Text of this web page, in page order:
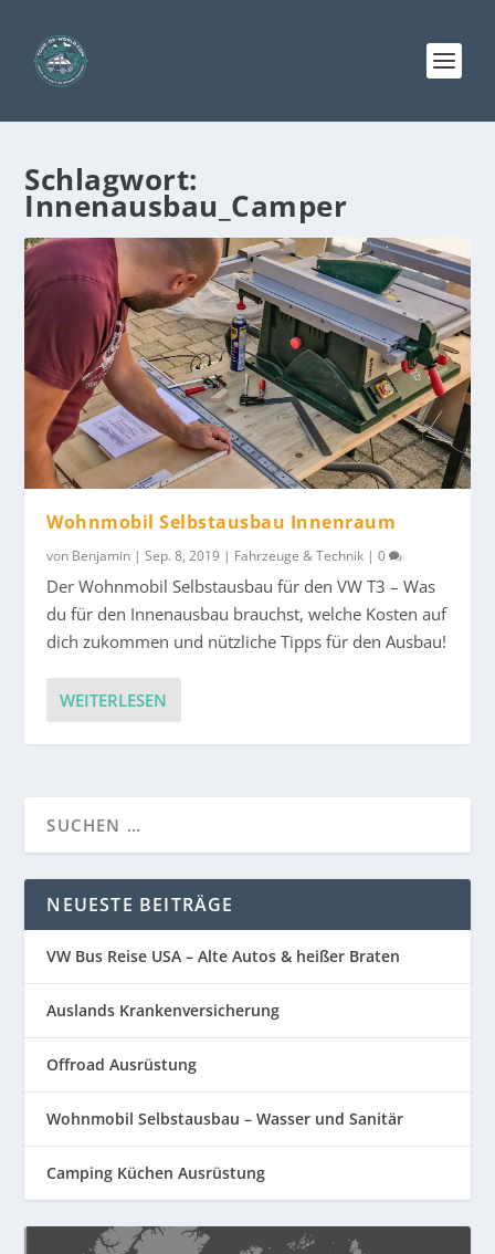
Schlagwort:
Innenausbau_Camper
Wohnmobil Selbstausbau Innenraum
von Benjamin |Sep. 8, 2019 | Fahrzeuge & Technik |0
Der Wohnmobil Selbstausbau für den VW T3 – Was
du für den Innenausbau brauchst, welche Kosten auf
dich zukommen und nützliche Tipps für den Ausbau!
WEITERLESEN
NEUESTE BEITRÄGE
VW Bus Reise USA – Alte Autos & heißer Braten
Auslands Krankenversicherung
Offroad Ausrüstung
Wohnmobil Selbstausbau – Wasser und Sanitär
Camping Küchen Ausrüstung